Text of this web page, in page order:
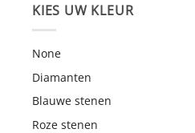
KIES UW KLEUR
None
Diamanten
Blauwe stenen
Roze stenen